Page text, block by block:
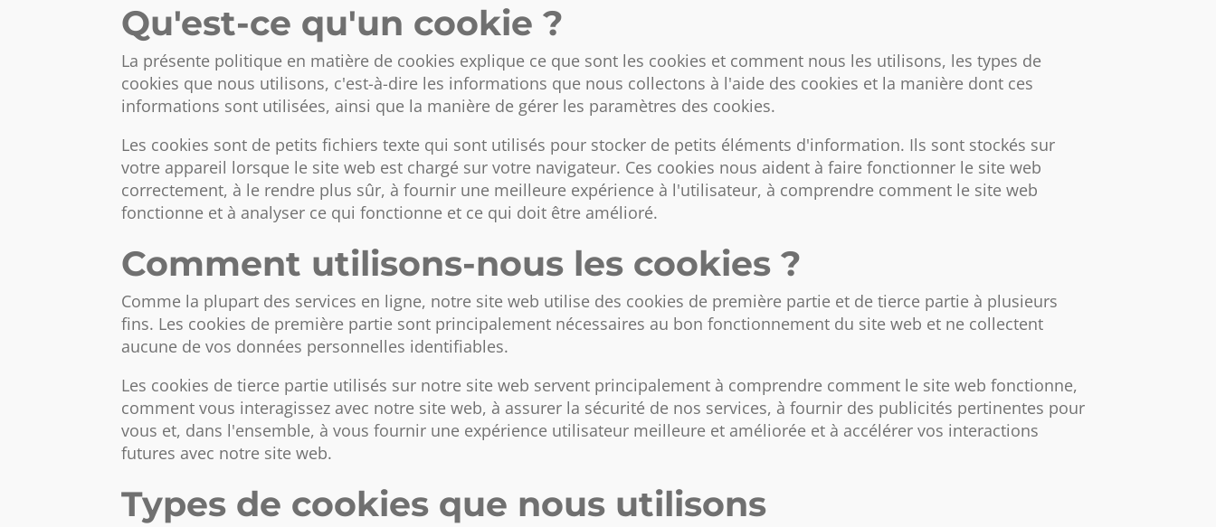
Qu'est-ce qu'un cookie ?
La présente politique en matière de cookies explique ce que sont les cookies et comment nous les utilisons, les types de
cookies que nous utilisons, c'est-à-dire les informations que nous collectons à l'aide des cookies et la manière dont ces
informations sont utilisées, ainsi que la manière de gérer les paramètres des cookies.
Les cookies sont de petits fichiers texte qui sont utilisés pour stocker de petits éléments d'information. Ils sont stockés sur
votre appareil lorsque le site web est chargé sur votre navigateur. Ces cookies nous aident à faire fonctionner le site web
correctement, à le rendre plus sûr, à fournir une meilleure expérience à l'utilisateur, à comprendre comment le site web
fonctionne et à analyser ce qui fonctionne et ce qui doit être amélioré.
Comment utilisons-nous les cookies ?
Comme la plupart des services en ligne, notre site web utilise des cookies de première partie et de tierce partie à plusieurs
fins. Les cookies de première partie sont principalement nécessaires au bon fonctionnement du site web et ne collectent
aucune de vos données personnelles identifiables.
Les cookies de tierce partie utilisés sur notre site web servent principalement à comprendre comment le site web fonctionne,
comment vous interagissez avec notre site web, à assurer la sécurité de nos services, à fournir des publicités pertinentes pour
vous et, dans l'ensemble, à vous fournir une expérience utilisateur meilleure et améliorée et à accélérer vos interactions
futures avec notre site web.
Types de cookies que nous utilisons